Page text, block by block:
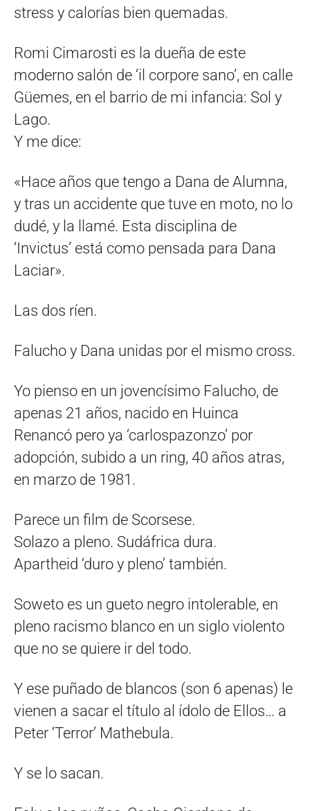
stress y calorías bien quemadas.
Romi Cimarosti es la dueña de este
moderno salón de ‘il corpore sano’, en calle
Güemes, en el barrio de mi infancia: Sol y
Lago.
Y me dice:
«Hace años que tengo a Dana de Alumna,
y tras un accidente que tuve en moto, no lo
dudé, y la llamé. Esta disciplina de
‘Invictus’ está como pensada para Dana
Laciar».
Las dos ríen.
Falucho y Dana unidas por el mismo cross.
Yo pienso en un jovencísimo Falucho, de
apenas 21 años, nacido en Huinca
Renancó pero ya ‘carlospazonzo’ por
adopción, subido a un ring, 40 años atras,
en marzo de 1981.
Parece un film de Scorsese.
Solazo a pleno. Sudáfrica dura.
Apartheid ‘duro y pleno’ también.
Soweto es un gueto negro intolerable, en
pleno racismo blanco en un siglo violento
que no se quiere ir del todo.
Y ese puñado de blancos (son 6 apenas) le
vienen a sacar el título al ídolo de Ellos… a
Peter ‘Terror’ Mathebula.
Y se lo sacan.